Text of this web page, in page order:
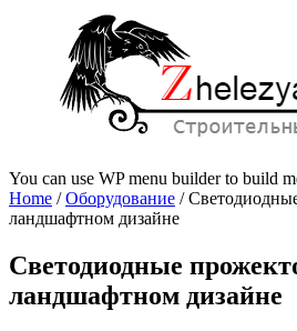
You can use WP menu builder to build
Home /Оборудование /
ландшафтном дизайне
Светодиодные
ландшафтном дизайне